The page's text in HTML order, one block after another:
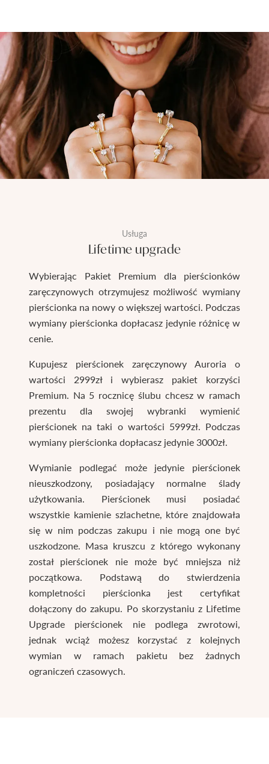
Usługa
Lifetime upgrade
Wybierając Pakiet Premium dla pierścionków
zaręczynowych otrzymujesz możliwość wymiany
pierścionka na nowy o większej wartości. Podczas
wymiany pierścionka dopłacasz jedynie różnicę w
cenie.
Kupujesz pierścionek zaręczynowy Auroria o
wartości 2999zł i wybierasz pakiet korzyści
Premium. Na 5 rocznicę ślubu chcesz w ramach
prezentu dla swojej wybranki wymienić
pierścionek na taki o wartości 5999zł. Podczas
wymiany pierścionka dopłacasz jedynie 3000zł.
Wymianie podlegać może jedynie pierścionek
nieuszkodzony, posiadający normalne ślady
użytkowania. Pierścionek musi posiadać
wszystkie kamienie szlachetne, które znajdowała
się w nim podczas zakupu i nie mogą one być
uszkodzone. Masa kruszcu z którego wykonany
został pierścionek nie może być mniejsza niż
początkowa. Podstawą do stwierdzenia
kompletności pierścionka jest certyfikat
dołączony do zakupu. Po skorzystaniu z Lifetime
Upgrade pierścionek nie podlega zwrotowi,
jednak wciąż możesz korzystać z kolejnych
wymian w ramach pakietu bez żadnych
ograniczeń czasowych.